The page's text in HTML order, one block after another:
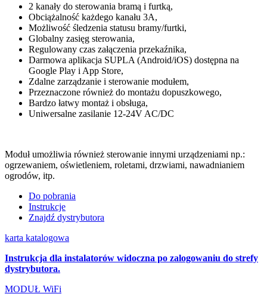
2 kanały do sterowania bramą i furtką,
Obciążalność każdego kanału 3A,
Możliwość śledzenia statusu bramy/furtki,
Globalny zasięg sterowania,
Regulowany czas załączenia przekaźnika,
Darmowa aplikacja SUPLA (Android/iOS) dostępna na
Google Play i App Store,
Zdalne zarządzanie i sterowanie modułem,
Przeznaczone również do montażu dopuszkowego,
Bardzo łatwy montaż i obsługa,
Uniwersalne zasilanie 12-24V AC/DC
Moduł umożliwia również sterowanie innymi urządzeniami np.:
ogrzewaniem, oświetleniem, roletami, drzwiami, nawadnianiem
ogrodów, itp.
Do pobrania
Instrukcje
Znajdź dystrybutora
karta katalogowa
Instrukcja dla instalatorów widoczna po zalogowaniu do strefy
dystrybutora.
MODUŁ WiFi